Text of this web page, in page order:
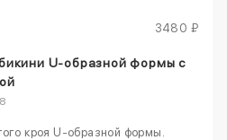
3480 ₽
U-образной формы с
кроя U-образной формы.